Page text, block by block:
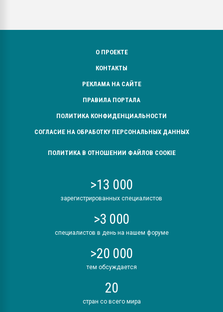
О ПРОЕКТЕ
КОНТАКТЫ
РЕКЛАМА НА САЙТЕ
ПРАВИЛА ПОРТАЛА
ПОЛИТИКА КОНФИДЕНЦИАЛЬНОСТИ
СОГЛАСИЕ НА ОБРАБОТКУ ПЕРСОНАЛЬНЫХ ДАННЫХ
ПОЛИТИКА В ОТНОШЕНИИ ФАЙЛОВ COOKIE
>13 000
зарегистрированных специалистов
>3 000
специалистов в день на нашем форуме
>20 000
тем обсуждается
20
стран со всего мира